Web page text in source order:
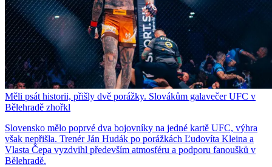
Měli psát historii, přišly dvě porážky. Slovákům galavečer UFC v
Bělehradě zhořkl
Slovensko mělo poprvé dva bojovníky na jedné kartě UFC, výhra
však nepřišla. Trenér Ján Hudák po porážkách Ľudovíta Kleina a
Vlasta Čepa vyzdvihl především atmosféru a podporu fanoušků v
Bělehradě.